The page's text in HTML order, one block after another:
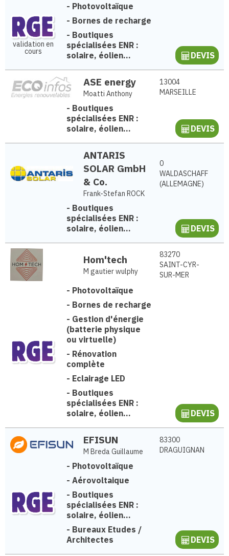
validation en
cours
- Photovoltaïque
- Bornes de recharge
- Boutiques
spécialisées ENR :
solaire, éolien...
DEVIS
ASE energy
Moatti Anthony
13004
MARSEILLE
- Boutiques
spécialisées ENR :
solaire, éolien...
DEVIS
ANTARIS
SOLAR GmbH
& Co.
Frank-Stefan ROCK
0
WALDASCHAFF
(ALLEMAGNE)
- Boutiques
spécialisées ENR :
solaire, éolien...
DEVIS
Hom'tech
M gautier wulphy
83270
SAINT-CYR-
SUR-MER
- Photovoltaïque
- Bornes de recharge
- Gestion d'énergie
(batterie physique
ou virtuelle)
- Rénovation
complète
- Eclairage LED
- Boutiques
spécialisées ENR :
solaire, éolien...
DEVIS
EFISUN
M Breda Guillaume
83300
DRAGUIGNAN
- Photovoltaïque
- Aérovoltaique
- Boutiques
spécialisées ENR :
solaire, éolien...
- Bureaux Etudes /
Architectes
DEVIS